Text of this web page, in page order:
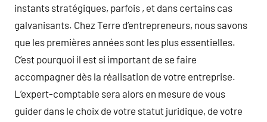
instants stratégiques, parfois , et dans certains cas
galvanisants. Chez Terre d’entrepreneurs, nous savons
que les premières années sont les plus essentielles.
C’est pourquoi il est si important de se faire
accompagner dès la réalisation de votre entreprise.
L’expert-comptable sera alors en mesure de vous
guider dans le choix de votre statut juridique, de votre